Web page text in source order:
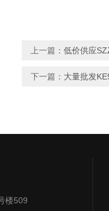
上一篇： 低价供应
下一篇： 大量批发
楼509